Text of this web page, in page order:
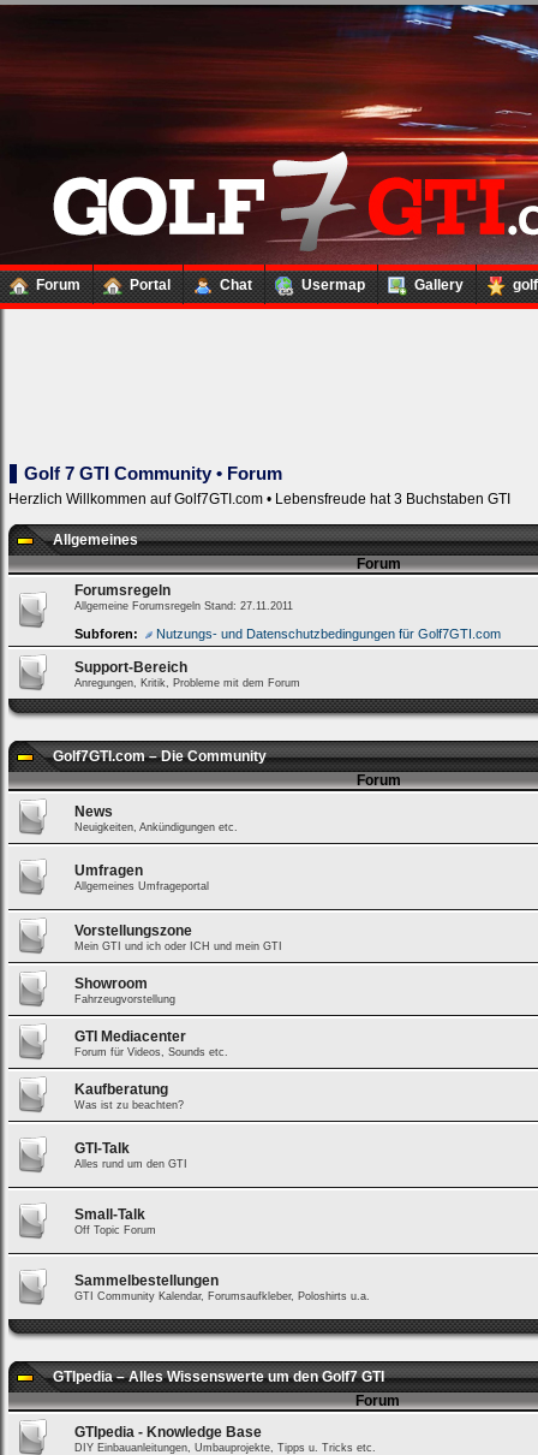
Forum Portal Chat Usermap Gallery
Loginbox
bitte
in
die
Ich habe mein Passwort
vergessen|Registrieren
Golf 7 GTI Community • Forum
Herzlich Willkommen auf Golf7GTI.com • Lebensfreude hat 3 Buchstaben GTI
Allgemeines
Forum
Forumsregeln
Allgemeine Forumsregeln Stand: 27.11.2011
Subforen: Nutzungs- und Datenschutzbedingungen für Golf7GTI.com
Support-Bereich
Anregungen, Kritik, Probleme mit dem Forum
Golf7GTI.com – Die Community
Forum
News
Neuigkeiten, Ankündigungen etc.
Umfragen
Allgemeines Umfrageportal
Vorstellungszone
Mein GTI und ich oder ICH und mein GTI
Showroom
Fahrzeugvorstellung
GTI Mediacenter
Forum für Videos, Sounds etc.
Kaufberatung
Was ist zu beachten?
GTI-Talk
Alles rund um den GTI
Small-Talk
Off Topic Forum
Sammelbestellungen
GTI Community Kalendar, Forumsaufkleber, Poloshirts u.a.
GTIpedia – Alles Wissenswerte um den Golf7 GTI
Forum
GTIpedia - Knowledge Base
DIY Einbauanleitungen, Umbauprojekte, Tipps u. Tricks etc.